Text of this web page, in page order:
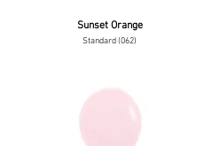
Sunset Orange
Standard (062)